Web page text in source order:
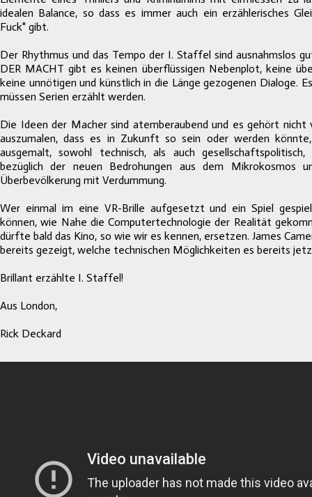
idealen Balance, so dass es immer auch ein erzählerisches
Fuck" gibt.
Der Rhythmus und das Tempo der I. Staffel sind ausnahmslos
DER MACHT gibt es keinen überflüssigen Nebenplot, keine
keine unnötigen und künstlich in die Länge gezogenen Dialoge.
müssen Serien erzählt werden.
Die Ideen der Macher sind atemberaubend und es gehört nicht
auszumalen, dass es in Zukunft so sein oder werden
ausgemalt, sowohl technisch, als auch
bezüglich der neuen Bedrohungen aus dem Mikrokosmos
Überbevölkerung mit Verdummung.
Wer einmal im eine VR-Brille aufgesetzt und ein Spiel
können, wie Nahe die Computertechnologie der Realität
dürfte bald das Kino, so wie wir es kennen, ersetzen. James
bereits gezeigt, welche technischen Möglichkeiten es bereits
Brillant erzählte I. Staffel!
Aus London,
Rick Deckard